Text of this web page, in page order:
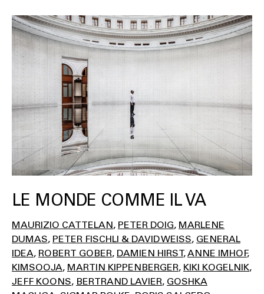
LE MONDE COMME IL VA
MAURIZIO CATTELAN PETER DOIG MARLENE
DUMAS PETER FISCHLI & DAVID WEISS GENERAL
IDEA ROBERT GOBER DAMIEN HIRST ANNE IMHOF
KIMSOOJA MARTIN KIPPENBERGER KIKI KOGELNIK
JEFF KOONS BERTRAND LAVIER GOSHKA